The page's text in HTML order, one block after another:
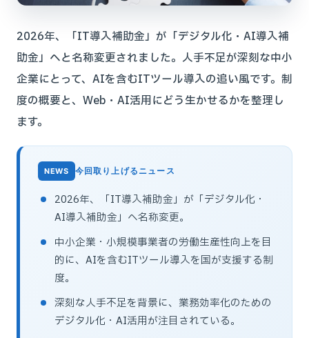
2026年、「IT導入補助金」が「デジタル化・AI導入補
助金」へと名称変更されました。人手不足が深刻な中小
企業にとって、AIを含むITツール導入の追い風です。制
度の概要と、Web・AI活用にどう生かせるかを整理し
ます。
今回取り上げるニュース
2026年、「IT導入補助金」が「デジタル化・
AI導入補助金」へ名称変更。
中小企業・小規模事業者の労働生産性向上を目
的に、AIを含むITツール導入を国が支援する制
度。
深刻な人手不足を背景に、業務効率化のための
デジタル化・AI活用が注目されている。